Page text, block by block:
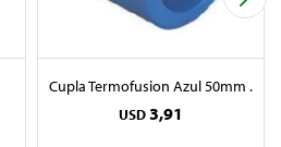
Cupla Termofusion Azul 50mm .
USD3,91